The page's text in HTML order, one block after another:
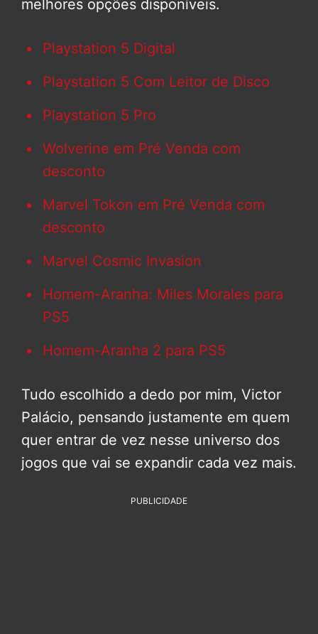
melhores opções disponíveis.
Playstation 5 Digital
Playstation 5 Com Leitor de Disco
Playstation 5 Pro
Wolverine em Pré Venda com
desconto
Marvel Tokon em Pré Venda com
desconto
Marvel Cosmic Invasion
Homem-Aranha: Miles Morales para
PS5
Homem-Aranha 2 para PS5
Tudo escolhido a dedo por mim, Victor
Palácio, pensando justamente em quem
quer entrar de vez nesse universo dos
jogos que vai se expandir cada vez mais.
PUBLICIDADE